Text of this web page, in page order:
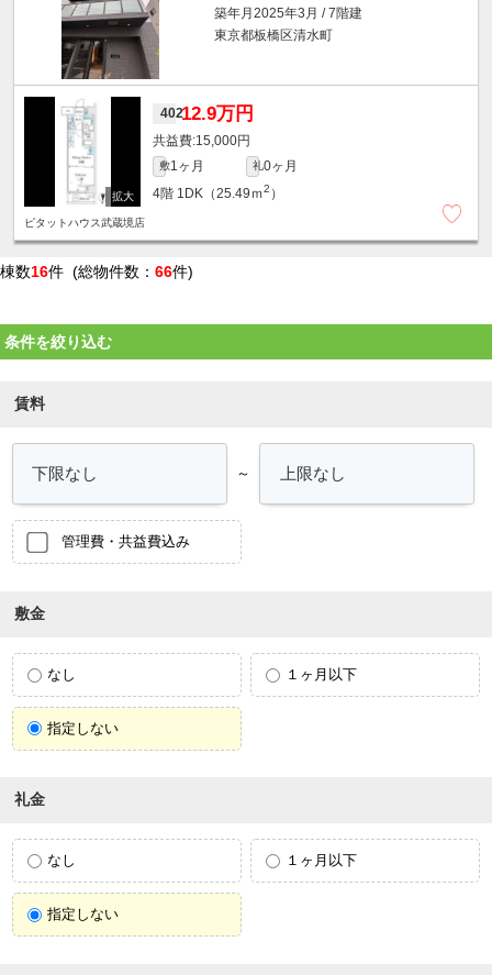
築年月2025年3月 / 7階建
東京都板橋区清水町
40212.9万円
15,000円
敷1ヶ月 礼0ヶ月
4階 1DK（25.49ｍ2 ）
ピタットハウス武蔵境店
棟数16件 (総物件数： 66件)
条件を絞り込む
賃料
～
管理費・共益費込み
敷金
なし １ヶ月以下
指定しない
礼金
なし １ヶ月以下
指定しない